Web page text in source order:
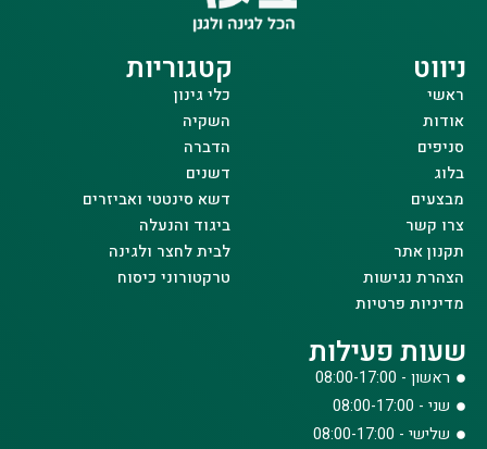
ניווט
ראשי
אודות
סניפים
בלוג
מבצעים
צרו קשר
תקנון אתר
הצהרת נגישות
מדיניות פרטיות
קטגוריות
כלי גינון
השקיה
הדברה
דשנים
דשא סינטטי ואביזרים
ביגוד והנעלה
לבית לחצר ולגינה
טרקטורוני כיסוח
שעות פעילות
ראשון - 08:00-17:00
שני - 08:00-17:00
שלישי - 08:00-17:00